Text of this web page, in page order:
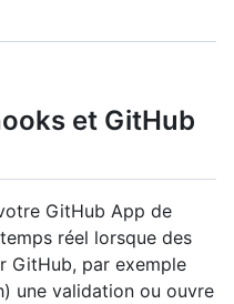
et GitHub
GitHub App de
réel lorsque des
GitHub, par exemple
une validation ou ouvre